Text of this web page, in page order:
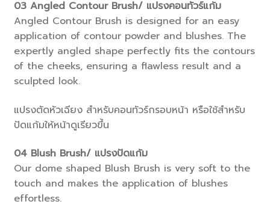
03Angled Contour Brush/ แปรงคอนทัวร์แก้ม
Angled Contour Brush is designed for an easy
application of contour powder and blushes. The
expertly angled shape perfectly fits the contours
of the cheeks, ensuring a flawless result and a
sculpted look.
แปรงตัดหัวเฉียง สำหรับคอนทัวร์กรอบหน้า หรือใช้สำหรับ
ปัดแก้มให้หน้าดูเรียวขึ้น
04Blush Brush/ แปรงปัดแก้ม
Our dome shaped Blush Brush is very soft to the
touch and makes the application of blushes
effortless.